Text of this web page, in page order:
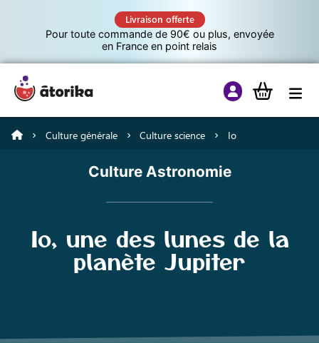
Livraison offerte
Pour toute commande de 90€ ou plus, envoyée
en France en point relais
Jeux éducatifs
Culture G
Culture générale Culture science Io
Culture Astronomie
Io, une des lunes de la
planète Jupiter